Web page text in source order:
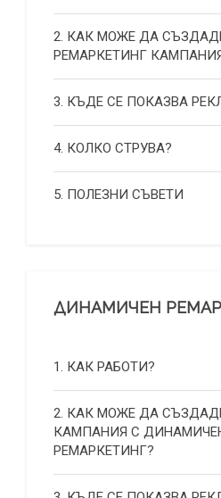
2. КАК МОЖЕ ДА
РЕМАРКЕТИНГ
3. КЪДЕ СЕ ПОКАЗВА
4. КОЛКО СТРУВА?
5. ПОЛЕЗНИ СЪВЕТИ
ДИНАМИЧЕН
1. КАК РАБОТИ?
2. КАК МОЖЕ ДА
КАМПАНИЯ С
РЕМАРКЕТИНГ?